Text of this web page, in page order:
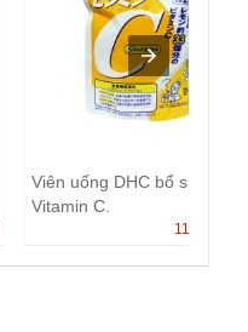
Viên uống DHC bổ sung
Vitamin C.
110,000.00